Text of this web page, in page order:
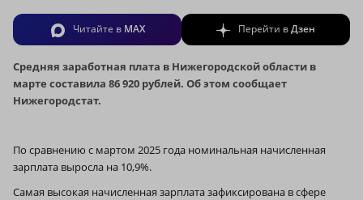
Читайте в MAX Перейти вДзен
Средняя заработная плата в Нижегородской области в
марте составила 86 920 рублей. Об этом сообщает
Нижегородстат.
По сравнению с мартом 2025 года номинальная начисленная
зарплата выросла на 10,9%.
Самая высокая начисленная зарплата зафиксирована в сфере